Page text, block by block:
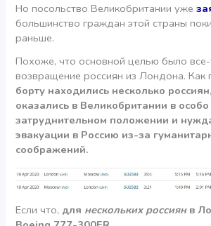
Но посольство Великобритании уже
большинство граждан этой страны
раньше.
Похоже, что основной целью было все-
возвращение россиян из Лондона. Как
борту находились несколько
оказались в Великобритании в особо
затруднительном положении и
эвакуации в Россию из-за
соображений.
Если что, для нескольких россиянв